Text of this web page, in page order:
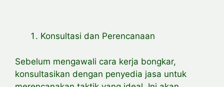
Konsultasi dan Perencanaan
Sebelum mengawali cara kerja bongkar,
konsultasikan dengan penyedia jasa untuk